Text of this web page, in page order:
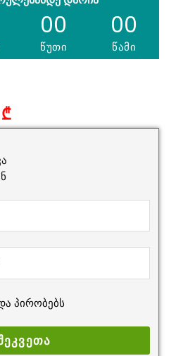
00
წუთი
00
წამი
₾Current
price
პირობებს